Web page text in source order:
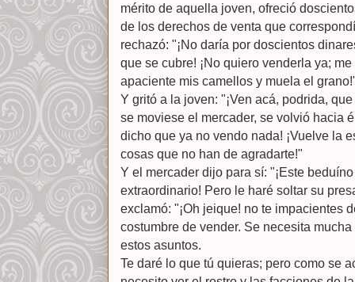
mérito de aquella joven, ofreció
de los derechos de venta que
rechazó: "¡No daría por doscientos
que se cubre! ¡No quiero venderla ya;
apaciente mis camellos y muela el
Y gritó a la joven: "¡Ven acá, podrida,
se moviese el mercader, se volvió hacia
dicho que ya no vendo nada! ¡Vuelve la
cosas que no han de agradarte!"
Y el mercader dijo para sí: "¡Este
extraordinario! Pero le haré soltar su
exclamó: "¡Oh jeique! no te impacientes
costumbre de vender. Se necesita
estos asuntos.
Te daré lo que tú quieras; pero como se